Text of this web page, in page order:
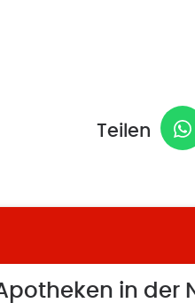
Teilen
in der